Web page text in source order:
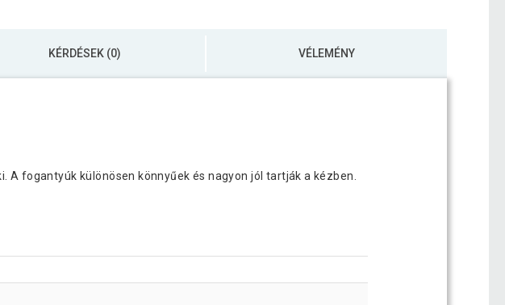
KÉRDÉSEK (0) VÉLEMÉNY
fogantyúk különösen könnyűek és nagyon jól tartják a kézben.